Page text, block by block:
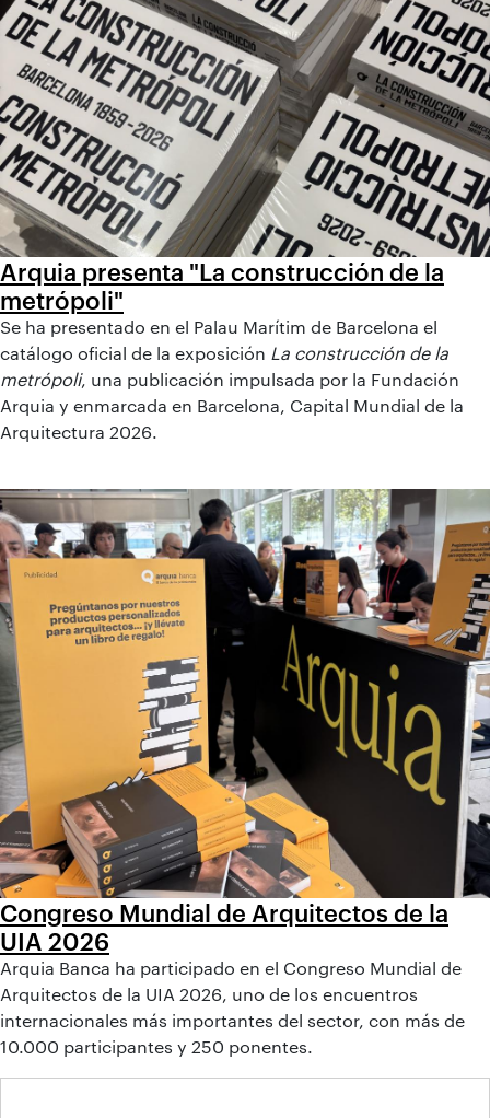
Arquia presenta "La construcción de la
metrópoli"
Se ha presentado en el Palau Marítim de Barcelona el
catálogo oficial de la exposición La construcción de la
metrópoli, una publicación impulsada por la Fundación
Arquia y enmarcada en Barcelona, Capital Mundial de la
Arquitectura 2026.
Congreso Mundial de Arquitectos de la
UIA 2026
Arquia Banca ha participado en el Congreso Mundial de
Arquitectos de la UIA 2026, uno de los encuentros
internacionales más importantes del sector, con más de
10.000 participantes y 250 ponentes.